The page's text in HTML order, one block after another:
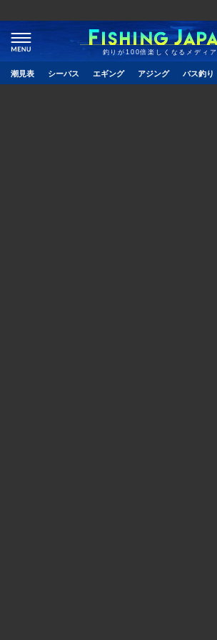
釣りが100倍楽しくなるメディア
潮見表 シーバス エギング アジング バス釣り